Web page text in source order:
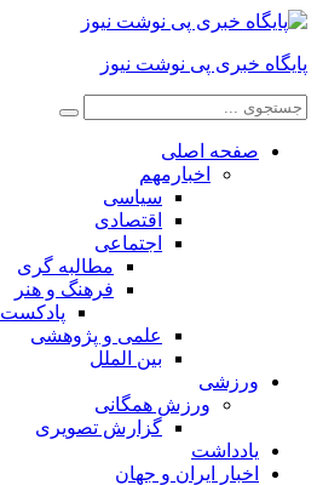
پایگاه خبری پی نوشت نیوز
صفحه اصلی
اخبارمهم
سیاسی
اقتصادی
اجتماعی
مطالبه گری
فرهنگ و هنر
پادکست
علمی و پژوهشی
بین الملل
ورزشی
ورزش همگانی
گزارش تصویری
یادداشت
اخبار ایران و جهان